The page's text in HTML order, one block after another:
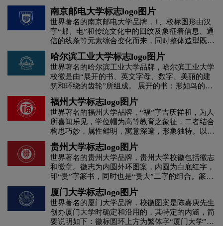
服装logo设计 服装标志logo设计
护肤品logo设计 粉红色logo设计 果汁logo设计
G字母汉字酒店logo设计 国logo设计
航空logo设计 化妆品logo设计
H字母汉字酒店logo设计 H字母酒店logo设计
黄绿色logo设计 灰色logo设计
黄色logo设计 黑色logo设计 红色logo设计
酒业logo设计 教育logo设计 集团logo设计
家具logo设计 酒logo设计 酒店logo设计
（“华东政法”汉语拼音大写首字）四个字母组成的
学校韬奋楼建筑造型，底部由天平和书本图形组
成。 学校标志色为华政红，色值为CMYK(40，
100，50，20)。 中文标准字体是舒同体的“华东政
法大学”，英文标准字体是英文Georgia字体。 中文
校名与校内各单位的中文名称组合使用时，标准字
体为方正黑体简体。
南京邮电大学标志logo图片
世界著名的南京邮电大学品牌，1、校标图形由汉
字“邮、电”和传统文化中的回纹及象征着信息、通
信的线条等元素综合变化而来，同时整体造型既似
一本打开的书，又似展翅飞翔的鸟。 2、校标意在
简洁、清晰地传递出学校的校名和特征，并以书本
代表大学，以规律的多线条组合体现南京邮电大学
以工学为主体，以信息学科为特色的多种学科相互
交融的办学特点；以回纹和展翅飞翔的鸟寓意着信
息、通讯的畅通和学校的传承、创新、奋进及发
展。此外，校标的外形采用盾牌的造型，也体现了
学校的办学历史和实力。 3、图形内涵丰富、庄重
大方、醒目鲜明，富有装饰美感，容易辨别和记
忆。此外，回纹图案和多线条的组合也特别适合将
来在各方面的拓展和应用。
哈尔滨工业大学标志logo图片
世界著名的哈尔滨工业大学品牌，哈尔滨工业大学
校徽是由“展开的书、英文字母、数字、美丽的建
筑和环绕的齿轮”所组成。 展开的书：形如鸟的双
翼，寓意哈工大人永远飞翔在知识的世界，不懈地
探求真理； 英文字母HIT：哈工大英文全称
“Harbin Institute of Technology”的缩写，寓意哈工
大国际化、开放式的办学理念； 数字1920：哈工
大的建校时间，彰显哈工大积淀深厚的悠久历史；
美丽的建筑：造型独特、气势恢宏、中心对称、细
部收敛的俄式风格的学校主楼图案，寓意哈工大严
谨、求实的作风和追求卓越的信念； 环绕的齿
轮：环形而放射形状，象征知识和科技的力量，代
表哈工大的理工特色，寓意哈工大不断向社会输送
知识和优秀人才。 校徽似东升旭日，表现了哈尔
滨工业大学自1920年建校起就是一所探求真理，服
务社会，追求卓越的开放式大学。
福州大学标志logo图片
世界著名的福州大学品牌，“福”字吉庆祥和，为人
所喜闻乐见，学位帽为高等教育之象征，二者结合
构思巧妙，属性鲜明，寓意深邃，形象独特。以
“福”字为主体的校标图案突破传统篆字设计模式，
阴阳和谐，疏密得宜，端庄典雅，醒目大方，宛如
一位温文尔雅的饱学之士。
贵州大学标志logo图片
世界著名的贵州大学品牌，贵州大学校徽包括徽志
和徽章。徽志为内圆外环图案，内圆为白底红字，
印“贵”字篆书，同时也是“贵大”二字的组合。篆字
下方横排“1902”数字，代表建校时间。外环红底白
字，上方为“贵州大学”中文校名，对称位置为全称
大写的英文校名“GUIZHOUUNIVERSITY”。
厦门大学标志logo图片
世界著名的厦门大学品牌，校徽图案是陈嘉庚先生
创办厦门大学时确定和沿用的，其特定的内涵，简
要说明如下：徽标圆环上方为繁体字“厦门大学”，